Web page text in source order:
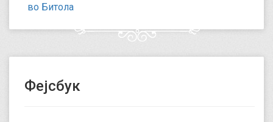
во Битола
Фејсбук